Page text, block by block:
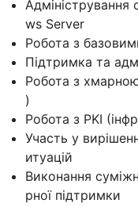
Адміністрування
ws Server
Робота з
Підтримка та
Робота з
)
Робота з PKI
Участь у
итуацій
Виконання
рної підтримки